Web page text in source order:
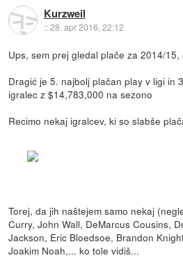
Kurzweil
::28. apr 2016, 22:12
Ups, sem prej gledal plače za 2014/
Dragić je 5. najbolj plačan play v ligi in
igralec z $14,783,000 na sezono
Recimo nekaj igralcev, ki so slabše
Torej, da jih naštejem samo nekaj
Curry, John Wall, DeMarcus Cousins,
Jackson, Eric Bloedsoe, Brandon
Joakim Noah,... ko tole vidiš...